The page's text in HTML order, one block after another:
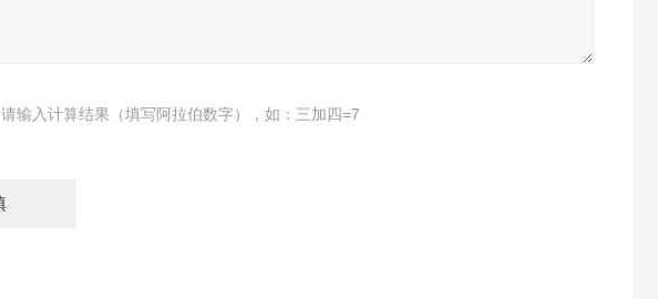
请输入计算结果（填写阿拉伯数字），如：三加四=7